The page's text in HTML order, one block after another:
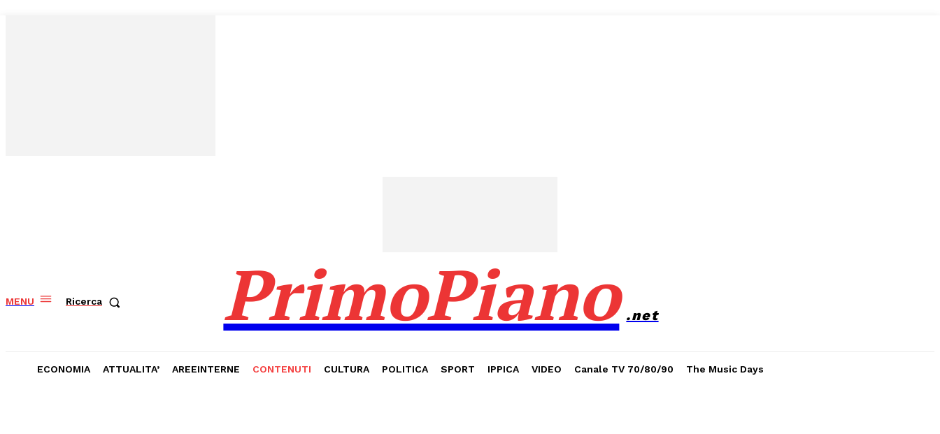
MENU Ricerca PrimoPiano .net
ECONOMIA ATTUALITA’ AREEINTERNE CONTENUTI CULTURA POLITICA SPORT IPPICA VIDEO Canale TV 70/80/90 The Music Days